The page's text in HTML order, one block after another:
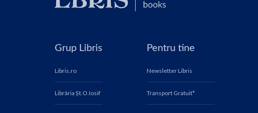
Grup Libris
Libris.ro
Librăria Șt.O.Iosif
Pentru tine
Newsletter Libris
Transport Gratuit*